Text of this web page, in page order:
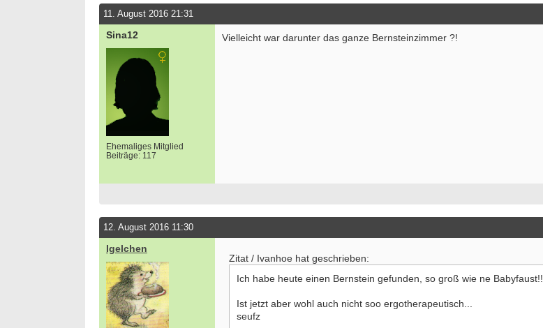
11. August 2016 21:31
Sina12
Ehemaliges Mitglied
Beiträge: 117
Vielleicht war darunter das ganze Bernsteinzimmer ?!
12. August 2016 11:30
Igelchen
Zitat / Ivanhoe hat geschrieben:
Ich habe heute einen Bernstein gefunden, so groß wie ne Babyfaust!!
Ist jetzt aber wohl auch nicht soo ergotherapeutisch...
seufz